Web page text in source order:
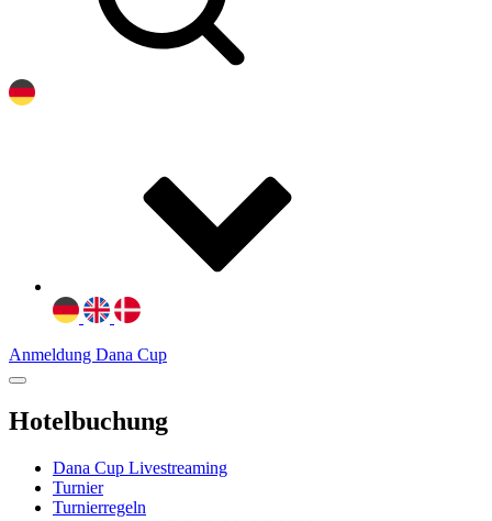
Anmeldung Dana Cup
Hotelbuchung
Dana Cup Livestreaming
Turnier
Turnierregeln